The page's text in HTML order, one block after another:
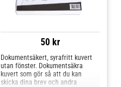
50 kr
Dokumentsäkert, syrafritt kuvert
utan fönster. Dokumentsäkra
kuvert som gör så att du kan
skicka dina brev och andra